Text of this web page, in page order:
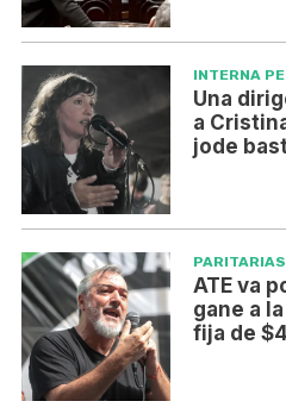
INTERNA
Una
a
jode
ATE va
gane a
fija de